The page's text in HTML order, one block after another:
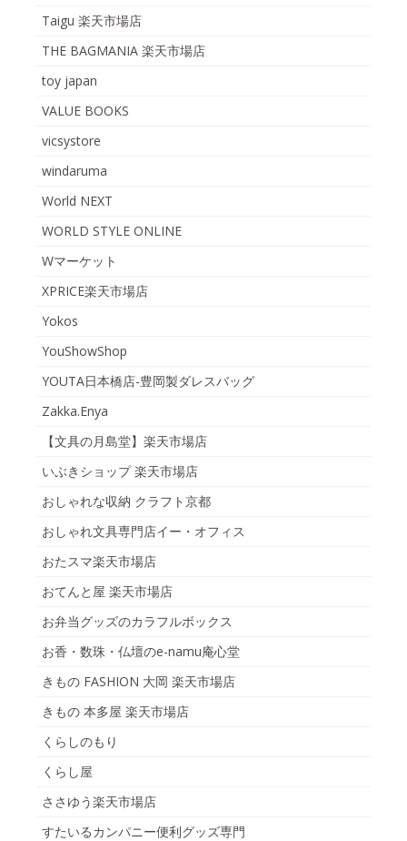
Taigu 楽天市場店
THE BAGMANIA 楽天市場店
toy japan
VALUE BOOKS
vicsystore
windaruma
World NEXT
WORLD STYLE ONLINE
Wマーケット
XPRICE楽天市場店
Yokos
YouShowShop
YOUTA日本橋店-豊岡製ダレスバッグ
Zakka.Enya
【文具の月島堂】楽天市場店
いぶきショップ 楽天市場店
おしゃれな収納 クラフト京都
おしゃれ文具専門店イー・オフィス
おたスマ楽天市場店
おてんと屋 楽天市場店
お弁当グッズのカラフルボックス
お香・数珠・仏壇のe-namu庵心堂
きもの FASHION 大岡 楽天市場店
きもの 本多屋 楽天市場店
くらしのもり
くらし屋
ささゆう楽天市場店
すたいるカンパニー便利グッズ専門